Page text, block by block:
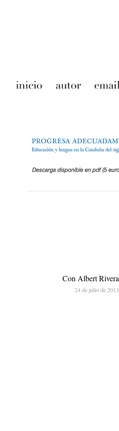
Con Albert Rivera
24 de julio de 2013